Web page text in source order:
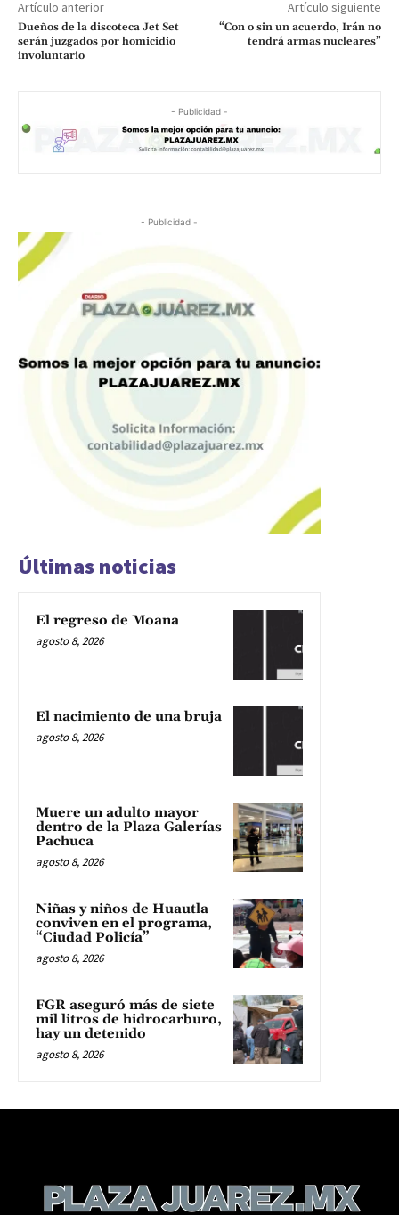
Artículo anterior
Dueños de la discoteca Jet Set
serán juzgados por homicidio
involuntario
Artículo siguiente
“Con o sin un acuerdo, Irán no
tendrá armas nucleares”
- Publicidad -
- Publicidad -
Últimas noticias
El regreso de Moana
agosto 8, 2026
El nacimiento de una bruja
agosto 8, 2026
Muere un adulto mayor
dentro de la Plaza Galerías
Pachuca
agosto 8, 2026
Niñas y niños de Huautla
conviven en el programa,
“Ciudad Policía”
agosto 8, 2026
FGR aseguró más de siete
mil litros de hidrocarburo,
hay un detenido
agosto 8, 2026